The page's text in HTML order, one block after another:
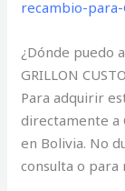
recambio-para-
¿Dónde puedo
GRILLON
Para adquirir
directamente a
en Bolivia. No
consulta o